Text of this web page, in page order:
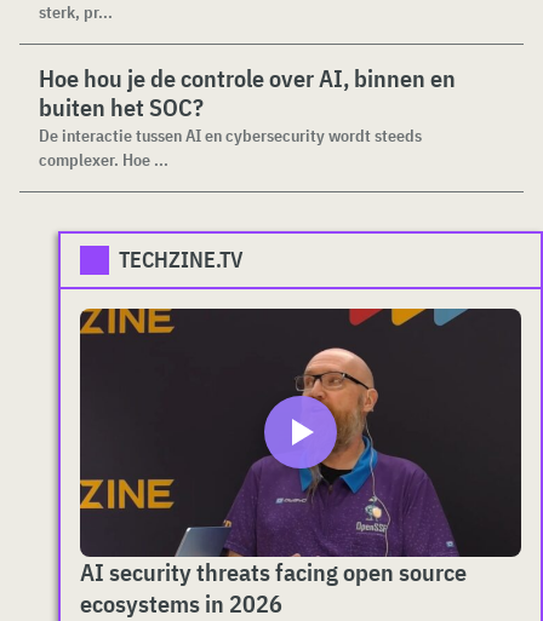
sterk, pr...
Hoe hou je de controle over AI, binnen en
buiten het SOC?
De interactie tussen AI en cybersecurity wordt steeds
complexer. Hoe ...
TECHZINE.TV
AI security threats facing open source
ecosystems in 2026